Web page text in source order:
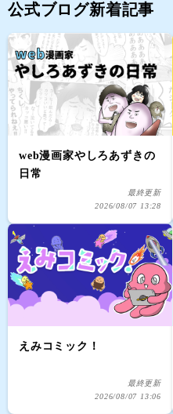
公式ブログ新着記事
web漫画家やしろあずきの
日常
最終更新
2026/08/07 13:28
えみコミック！
最終更新
2026/08/07 13:06